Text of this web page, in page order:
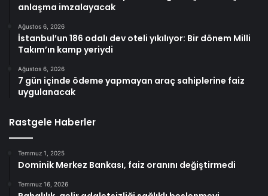
anlaşma imzalayacak
Ağustos 6, 2026
İstanbul’un 186 odalı dev oteli yıkılıyor: Bir dönem Milli
Takım’ın kamp yeriydi
Ağustos 6, 2026
7 gün içinde ödeme yapmayan araç sahiplerine faiz
uygulanacak
Rastgele Haberler
Temmuz 1, 2025
Dominik Merkez Bankası, faiz oranını değiştirmedi
Temmuz 16, 2026